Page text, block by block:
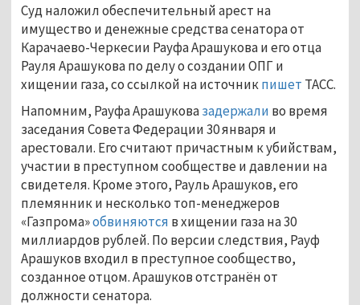
Суд наложил обеспечительный арест на
имущество и денежные средства сенатора от
Карачаево-Черкесии Рауфа Арашукова и его отца
Рауля Арашукова по делу о создании ОПГ и
хищении газа, со ссылкой на источникпишет ТАСС.
Напомним, Рауфа Арашуковазадержали во время
заседания Совета Федерации 30 января и
арестовали. Его считают причастным к убийствам,
участии в преступном сообществе и давлении на
свидетеля. Кроме этого, Рауль Арашуков, его
племянник и несколько топ-менеджеров
«Газпрома»обвиняются в хищении газа на 30
миллиардов рублей. По версии следствия, Рауф
Арашуков входил в преступное сообщество,
созданное отцом. Арашуков отстранён от
должности сенатора.